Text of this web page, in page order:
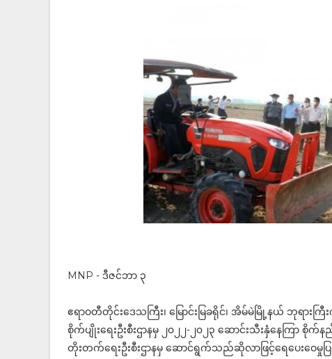
MNP - ဒီဇင်ဘာ ၃
ဧရာဝတီတိုင်းဒေသကြီး၊ မြောင်းမြခရိုင်၊ အိမ်မဲမြို့နယ် ဘုရား
စိုက်ပျိုးရေးဦးစီးဌာနမှ ၂၀၂၂-၂၀၂၃ ဆောင်းသီးနှံနေကြာ စို
တိုးတက်ရေးဦးစီးဌာနမှ ဆောင်ရွက်သည်ဆိုလာဖြင့်ရေပေးဝေမှုပ